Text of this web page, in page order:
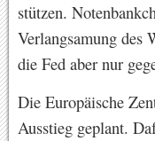
stützen.
Verlangsamung des
die Fed aber nur
Die Europäische
Ausstieg geplant.